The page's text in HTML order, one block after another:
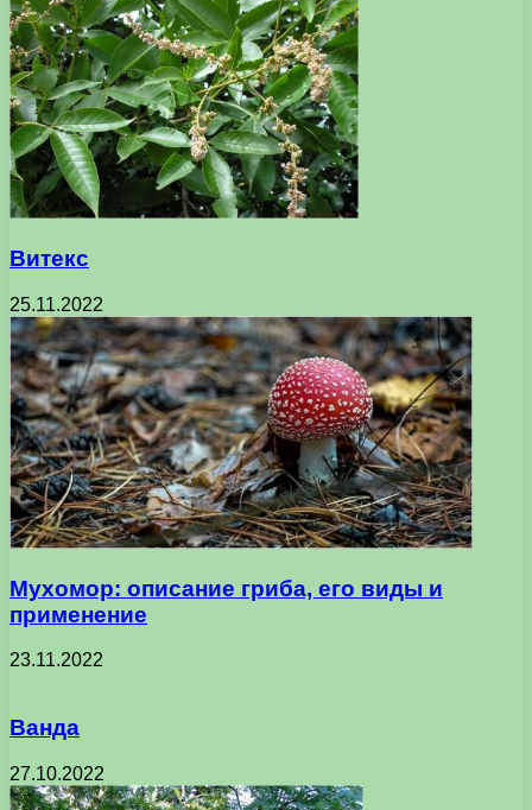
Витекс
25.11.2022
Мухомор: описание гриба, его виды и
применение
23.11.2022
Ванда
27.10.2022